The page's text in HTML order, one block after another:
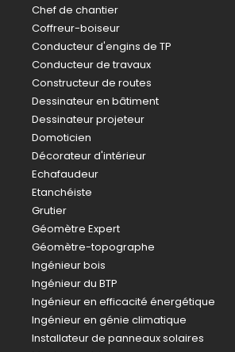
Chef de chantier
Coffreur-boiseur
Conducteur d'engins de TP
Conducteur de travaux
Constructeur de routes
Dessinateur en bâtiment
Dessinateur projeteur
Domoticien
Décorateur d'intérieur
Echafaudeur
Etanchéiste
Grutier
Géomètre Expert
Géomètre-topographe
Ingénieur bois
Ingénieur du BTP
Ingénieur en efficacité énergétique
Ingénieur en génie climatique
Installateur de panneaux solaires